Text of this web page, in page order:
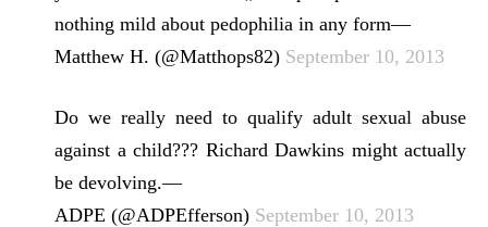
nothing mild about pedophilia in any form—
Matthew H. (@Matthops82) September 10, 2013
Do we really need to qualify adult sexual abuse
against a child??? Richard Dawkins might actually
be devolving.—
ADPE (@ADPEfferson) September 10, 2013